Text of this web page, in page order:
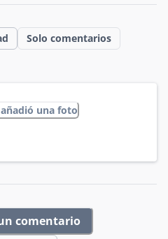
Solo comentarios
una foto
comentario